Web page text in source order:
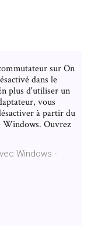
sur On
dans le
plus d'utiliser un
vous
à partir du
Windows. Ouvrez
Windows -